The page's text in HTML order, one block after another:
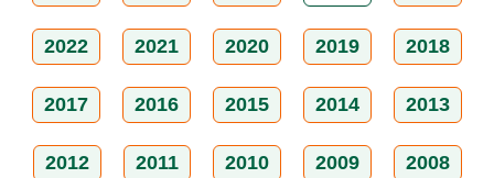
2022 2021 2020 2019 2018
2017 2016 2015 2014 2013
2012 2011 2010 2009 2008